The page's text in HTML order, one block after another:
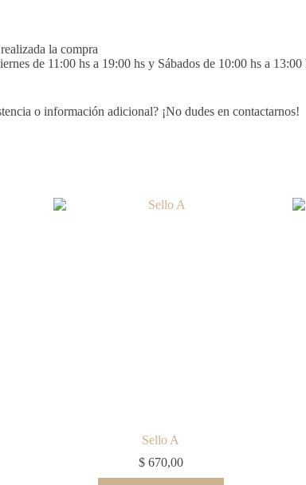
la compra
de 11:00 hs a 19:00 hs y Sábados de 10:00 hs a 13:00
o información adicional? ¡No dudes en contactarnos!
Sello A
$670,00